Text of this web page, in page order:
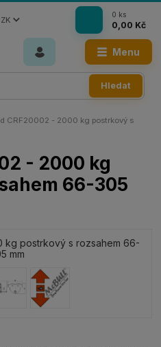
Menu
Hledat
0 ks
0,00 Kč
CRF20002 - 2000 kg postrkový s
- 2000 kg
66-305